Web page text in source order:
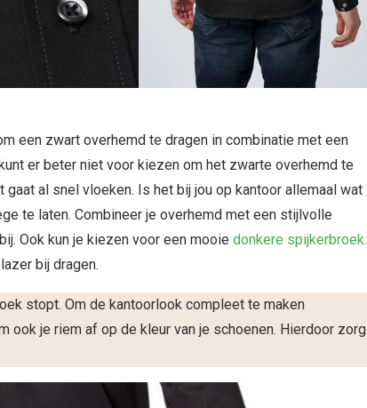
een zwart overhemd te dragen in combinatie met een
er beter niet voor kiezen om het zwarte overhemd te
al snel vloeken. Is het bij jou op kantoor allemaal wat
te laten. Combineer je overhemd met een stijlvolle
bij. Ook kun je kiezen voor een mooie donkere spijkerbroek.
bij dragen.
stopt. Om de kantoorlook compleet te maken
ook je riem af op de kleur van je schoenen. Hierdoor zorg